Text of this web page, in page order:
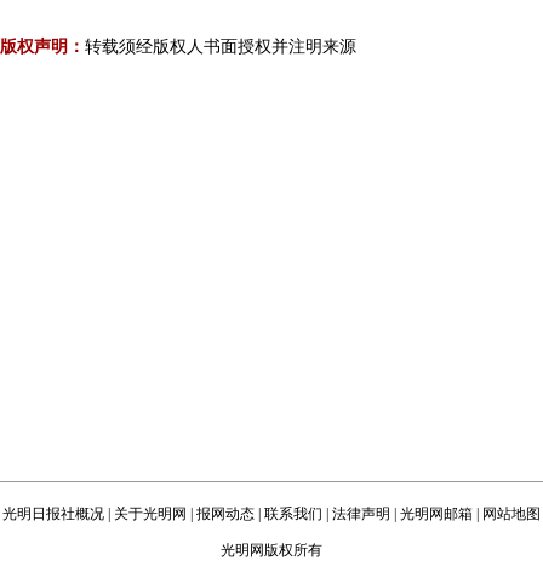
版权声明： 转载须经版权人书面授权并注明来源
光明日报社概况 关于光明网 报网动态 联系我们 法律声明 光明网邮箱 网站地图
光明网版权所有